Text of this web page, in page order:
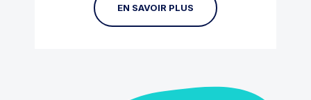
EN SAVOIR PLUS